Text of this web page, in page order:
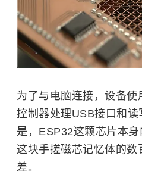
为了与电脑连接，设备
控制器处理USB接口和读
是，ESP32这颗芯片本
这块手搓磁芯记忆体的数
差。